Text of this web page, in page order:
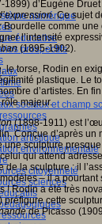
numérique
éducative
prospectifs
sociaux et champ
artistique
environnementale
citoyenneté
sciences
1899) d’Eugène
. Ce sujet
Bourdelle comme
l’intensité
(1895-1902).
le torse, Rodin en
plastique. Le
d’artistes. En
majeur.
(1898-1911) est
Conçue d’après un
une sculpture
qui attend
de la sculpture : il
– il a pourtant
! Rodin a été très
préfigure cette
de Picasso